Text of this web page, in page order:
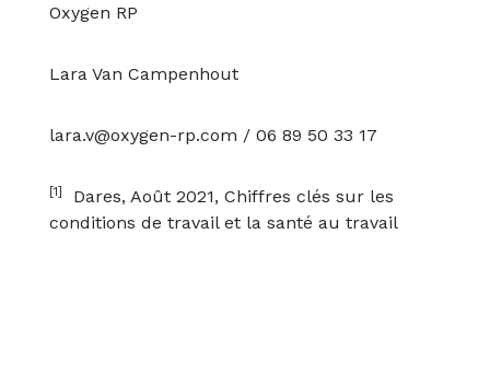
Oxygen RP
Lara Van Campenhout
lara.v@oxygen-rp.com / 06 89 50 33 17
[1] Dares, Août 2021, Chiffres clés sur les
conditions de travail et la santé au travail